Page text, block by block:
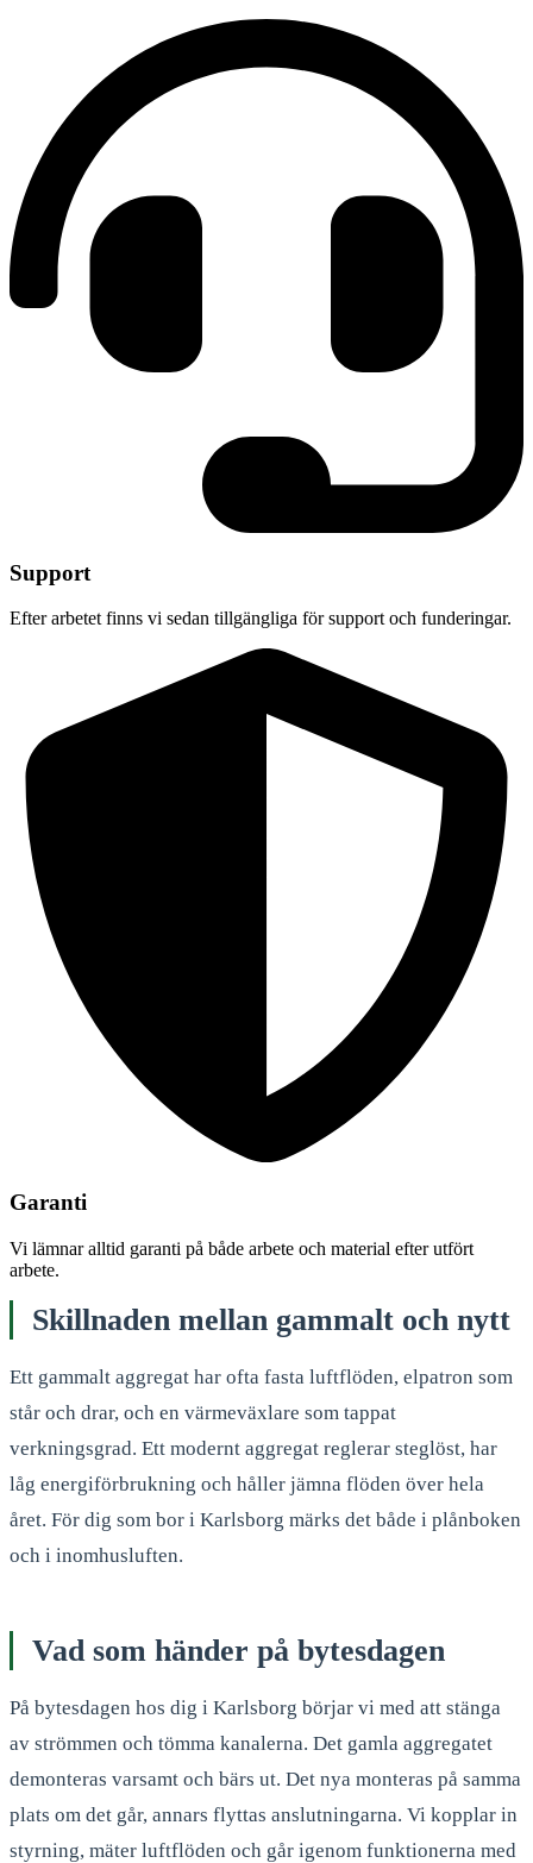
Support
Efter arbetet finns vi sedan tillgängliga för support och funderingar.
Garanti
Vi lämnar alltid garanti på både arbete och material efter utfört
arbete.
Skillnaden mellan gammalt och nytt
Ett gammalt aggregat har ofta fasta luftflöden, elpatron som
står och drar, och en värmeväxlare som tappat
verkningsgrad. Ett modernt aggregat reglerar steglöst, har
låg energiförbrukning och håller jämna flöden över hela
året. För dig som bor i Karlsborg märks det både i plånboken
och i inomhusluften.
Vad som händer på bytesdagen
På bytesdagen hos dig i Karlsborg börjar vi med att stänga
av strömmen och tömma kanalerna. Det gamla aggregatet
demonteras varsamt och bärs ut. Det nya monteras på samma
plats om det går, annars flyttas anslutningarna. Vi kopplar in
styrning, mäter luftflöden och går igenom funktionerna med